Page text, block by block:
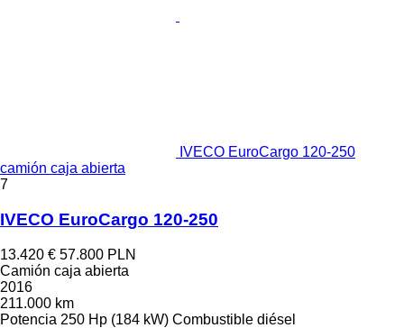
IVECO EuroCargo 120-250
camión caja abierta
7
IVECO EuroCargo 120-250
13.420 € 57.800 PLN
Camión caja abierta
2016
211.000 km
Potencia 250 Hp (184 kW) Combustible diésel